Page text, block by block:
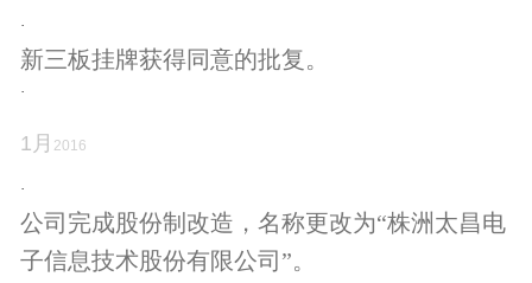
·
新三板挂牌获得同意的批复。
·
1 月 2016
·
公司完成股份制改造，名称更改为“株洲太昌电
子信息技术股份有限公司”。